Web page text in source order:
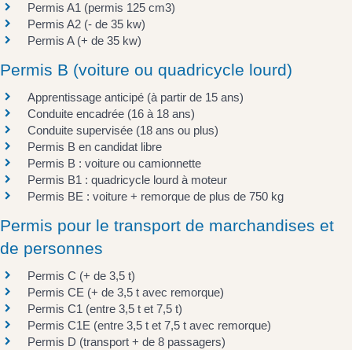
Permis A1 (permis 125 cm3)
Permis A2 (- de 35 kw)
Permis A (+ de 35 kw)
Permis B (voiture ou quadricycle lourd)
Apprentissage anticipé (à partir de 15 ans)
Conduite encadrée (16 à 18 ans)
Conduite supervisée (18 ans ou plus)
Permis B en candidat libre
Permis B : voiture ou camionnette
Permis B1 : quadricycle lourd à moteur
Permis BE : voiture + remorque de plus de 750 kg
Permis pour le transport de marchandises et
de personnes
Permis C (+ de 3,5 t)
Permis CE (+ de 3,5 t avec remorque)
Permis C1 (entre 3,5 t et 7,5 t)
Permis C1E (entre 3,5 t et 7,5 t avec remorque)
Permis D (transport + de 8 passagers)